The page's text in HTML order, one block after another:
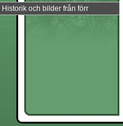
Historik och bilder från förr